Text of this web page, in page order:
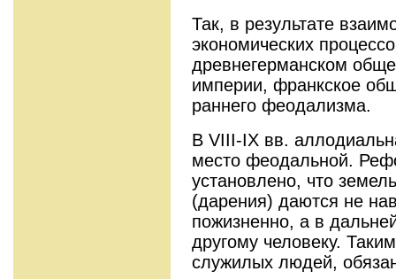
Так, в результате
экономических
древнегерманском
империи, франкское
раннего феодализма.
В VIII-IX вв.
место феодальной.
установлено, что
(дарения) даются не
пожизненно, а в
другому человеку.
служилых людей,